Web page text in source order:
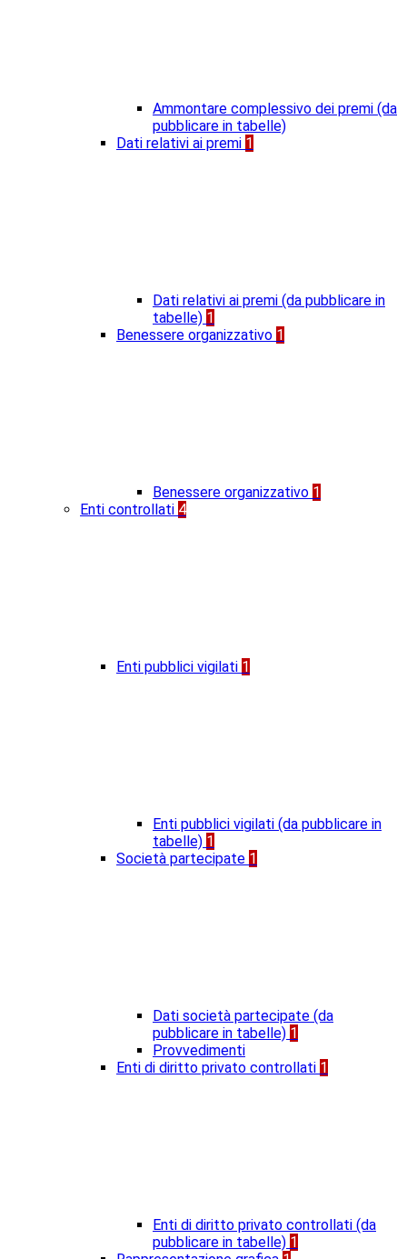
Ammontare complessivo dei premi (da
pubblicare in tabelle)
Dati relativi ai premi 1
Dati relativi ai premi (da pubblicare in
tabelle) 1
Benessere organizzativo 1
Benessere organizzativo 1
Enti controllati 4
Enti pubblici vigilati 1
Enti pubblici vigilati (da pubblicare in
tabelle) 1
Società partecipate 1
Dati società partecipate (da
pubblicare in tabelle) 1
Provvedimenti
Enti di diritto privato controllati 1
Enti di diritto privato controllati (da
pubblicare in tabelle) 1